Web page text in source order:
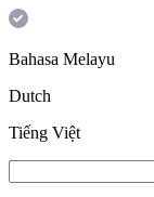
Bahasa Melayu
Dutch
Tiếng Việt